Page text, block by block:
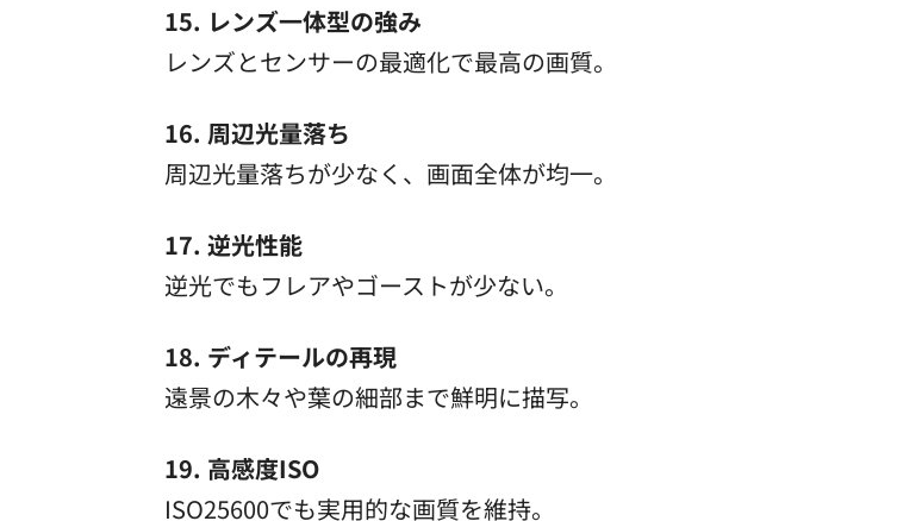
15. レンズ一体型の強み
レンズとセンサーの最適化で最高の画質。
16. 周辺光量落ち
周辺光量落ちが少なく、画面全体が均一。
17. 逆光性能
逆光でもフレアやゴーストが少ない。
18. ディテールの再現
遠景の木々や葉の細部まで鮮明に描写。
19. 高感度ISO
ISO25600でも実用的な画質を維持。